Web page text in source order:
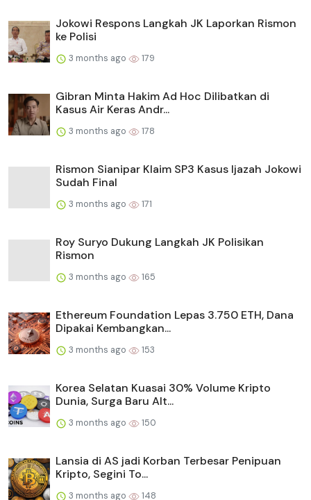
Jokowi Respons Langkah JK Laporkan Rismon
ke Polisi
3 months ago 179
Gibran Minta Hakim Ad Hoc Dilibatkan di
Kasus Air Keras Andr...
3 months ago 178
Rismon Sianipar Klaim SP3 Kasus Ijazah Jokowi
Sudah Final
3 months ago 171
Roy Suryo Dukung Langkah JK Polisikan
Rismon
3 months ago 165
Ethereum Foundation Lepas 3.750 ETH, Dana
Dipakai Kembangkan...
3 months ago 153
Korea Selatan Kuasai 30% Volume Kripto
Dunia, Surga Baru Alt...
3 months ago 150
Lansia di AS jadi Korban Terbesar Penipuan
Kripto, Segini To...
3 months ago 148